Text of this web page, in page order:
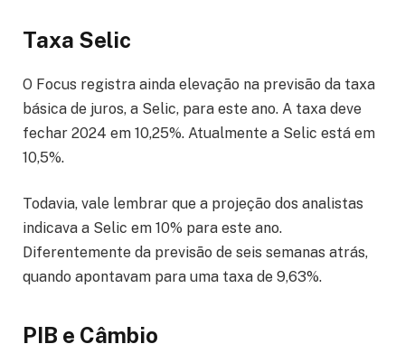
Taxa Selic
O Focus registra ainda elevação na previsão da taxa
básica de juros, a Selic, para este ano. A taxa deve
fechar 2024 em 10,25%. Atualmente a Selic está em
10,5%.
Todavia, vale lembrar que a projeção dos analistas
indicava a Selic em 10% para este ano.
Diferentemente da previsão de seis semanas atrás,
quando apontavam para uma taxa de 9,63%.
PIB e Câmbio